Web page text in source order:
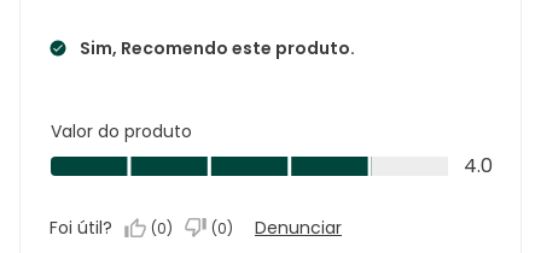
Sim, Recomendo este produto.
Valor do produto
Valor
do
4.0
4.0
Foi útil? (0) (0) Denunciar